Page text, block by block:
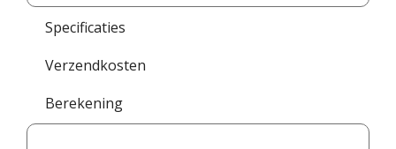
Specificaties
Verzendkosten
Berekening